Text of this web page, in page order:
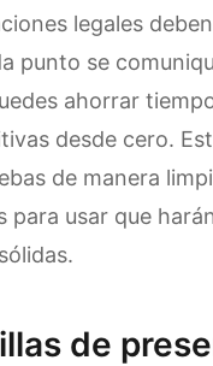
legales
punto se
ahorrar
desde cero.
de manera
para usar que
de